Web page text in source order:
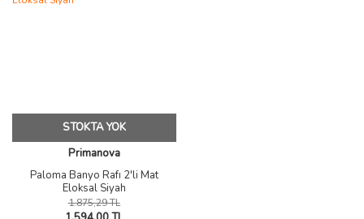
STOKTA YOK
Primanova
Paloma Banyo Rafı 2'li Mat
Eloksal Siyah
1.875,29 TL